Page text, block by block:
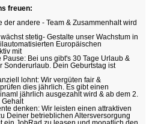
freuen:
der andere - Team & Zusammenhalt wird
stetig- Gestalte unser Wachstum in
Europäischen
mit
Bei uns gibt's 30 Tage Urlaub &
Sonderurlaub. Dein Geburtstag ist
lohnt: Wir vergüten fair &
dies jährlich. Es gibt einen
jährlich ausgezahlt wird & ab dem 2.
Gehalt
denken: Wir leisten einen attraktiven
Deiner betrieblichen Altersversorgung